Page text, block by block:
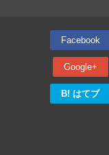
Facebook
Google+
B! はてブ